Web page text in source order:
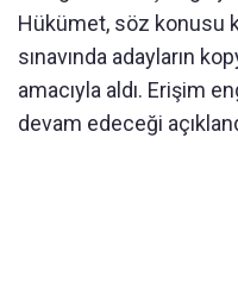
Hükümet, söz konusu
sınavında adayların
amacıyla aldı. Erişim
devam edeceği